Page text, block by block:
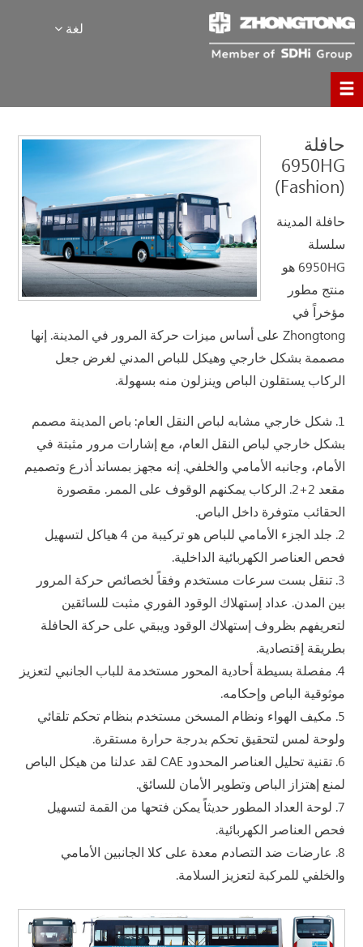
لغة
حافلة
6950HG
(Fashion)
حافلة المدينة
سلسلة
6950HG هو
منتج مطور
مؤخراً في
Zhongtong على أساس ميزات حركة المرور في المدينة. إنها
مصممة بشكل خارجي وهيكل للباص المدني لغرض جعل
الركاب يستقلون الباص وينزلون منه بسهولة.
1. شكل خارجي مشابه لباص النقل العام: باص المدينة مصمم
بشكل خارجي لباص النقل العام، مع إشارات مرور مثبتة في
الأمام، وجانبه الأمامي والخلفي. إنه مجهز بمساند أذرع وتصميم
مقعد 2+2. الركاب يمكنهم الوقوف على الممر. مقصورة
الحقائب متوفرة داخل الباص.
2. جلد الجزء الأمامي للباص هو تركيبة من 4 هياكل لتسهيل
فحص العناصر الكهربائية الداخلية.
3. تنقل بست سرعات مستخدم وفقاً لخصائص حركة المرور
بين المدن. عداد إستهلاك الوقود الفوري مثبت للسائقين
لتعريفهم بظروف إستهلاك الوقود ويبقي على حركة الحافلة
بطريقة إقتصادية.
4. مفصلة بسيطة أحادية المحور مستخدمة للباب الجانبي لتعزيز
موثوقية الباص وإحكامه.
5. مكيف الهواء ونظام المسخن مستخدم بنظام تحكم تلقائي
ولوحة لمس لتحقيق تحكم بدرجة حرارة مستقرة.
6. تقنية تحليل العناصر المحدود CAE لقد عدلنا من هيكل الباص
لمنع إهتزاز الباص وتطوير الأمان للسائق.
7. لوحة العداد المطور حديثاً يمكن فتحها من القمة لتسهيل
فحص العناصر الكهربائية.
8. عارضات ضد التصادم معدة على كلا الجانبين الأمامي
والخلفي للمركبة لتعزيز السلامة.